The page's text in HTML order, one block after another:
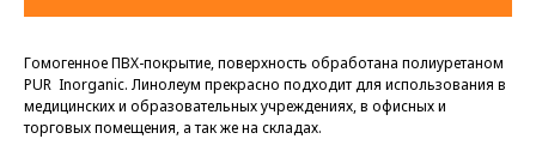
Гомогенное ПВХ-покрытие, поверхность обработана полиуретаном
PUR Inorganic. Линолеум прекрасно подходит для использования в
медицинских и образовательных учреждениях, в офисных и
торговых помещения, а так же на складах.